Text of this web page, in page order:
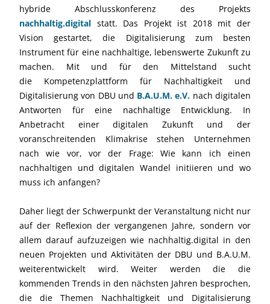
hybride Abschlusskonferenz des Projekts
nachhaltig.digital statt. Das Projekt ist 2018 mit der
Vision gestartet, die Digitalisierung zum besten
Instrument für eine nachhaltige, lebenswerte Zukunft zu
machen. Mit und für den Mittelstand sucht
die Kompetenzplattform für Nachhaltigkeit und
Digitalisierung von DBU und B.A.U.M. e.V. nach digitalen
Antworten für eine nachhaltige Entwicklung. In
Anbetracht einer digitalen Zukunft und der
voranschreitenden Klimakrise stehen Unternehmen
nach wie vor, vor der Frage: Wie kann ich einen
nachhaltigen und digitalen Wandel initiieren und wo
muss ich anfangen?
Daher liegt der Schwerpunkt der Veranstaltung nicht nur
auf der Reflexion der vergangenen Jahre, sondern vor
allem darauf aufzuzeigen wie nachhaltig.digital in den
neuen Projekten und Aktivitäten der DBU und B.A.U.M.
weiterentwickelt wird. Weiter werden die die
kommenden Trends in den nächsten Jahren besprochen,
die die Themen Nachhaltigkeit und Digitalisierung